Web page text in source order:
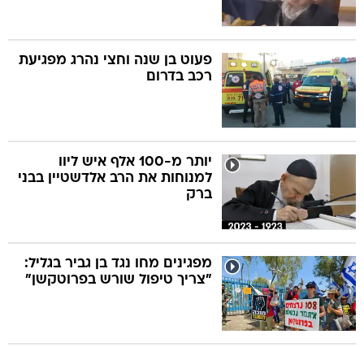
פעוט בן שנה וחצי נהרג מפגיעת
רכב בדרום
יותר מ-100 אלף איש ליוו
למנוחות את הרב אלדשטיין בבני
ברק
מפגינים מחו נגד בן גביר בגליל:
"צריך טיפול שורש בפרוטקשן"